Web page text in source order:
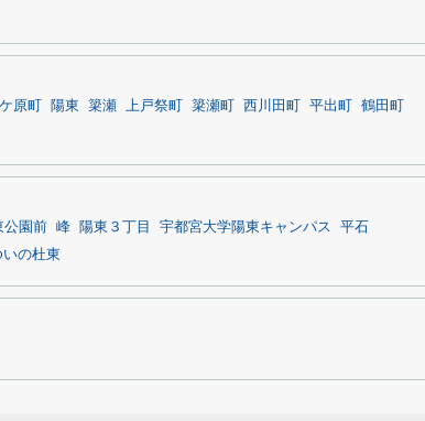
原町 陽東 簗瀬 上戸祭町 簗瀬町 西川田町 平出町
鶴田町
公園前 峰 陽東３丁目 宇都宮大学陽東キャンパス
平石
いの杜東